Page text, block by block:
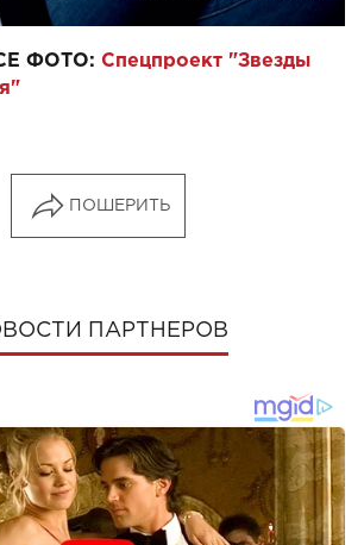
ФОТО: Спецпроект "Звезды
"
ПОШЕРИТЬ
ПАРТНЕРОВ